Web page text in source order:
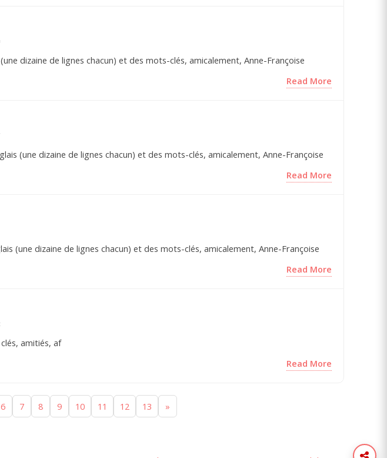
dizaine de lignes chacun) et des mots-clés, amicalement, Anne-Françoise
Read More
(une dizaine de lignes chacun) et des mots-clés, amicalement, Anne-Françoise
Read More
(une dizaine de lignes chacun) et des mots-clés, amicalement, Anne-Françoise
Read More
amitiés, af
Read More
6 7 8 9 10 11 12 13 »